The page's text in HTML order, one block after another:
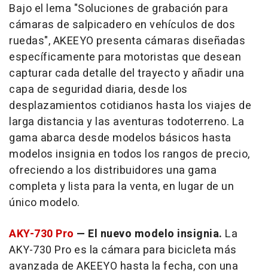
Bajo el lema "Soluciones de grabación para
cámaras de salpicadero en vehículos de dos
ruedas", AKEEYO presenta cámaras diseñadas
específicamente para motoristas que desean
capturar cada detalle del trayecto y añadir una
capa de seguridad diaria, desde los
desplazamientos cotidianos hasta los viajes de
larga distancia y las aventuras todoterreno. La
gama abarca desde modelos básicos hasta
modelos insignia en todos los rangos de precio,
ofreciendo a los distribuidores una gama
completa y lista para la venta, en lugar de un
único modelo.
AKY-730 Pro — El nuevo modelo insignia. La
AKY-730 Pro es la cámara para bicicleta más
avanzada de AKEEYO hasta la fecha, con una